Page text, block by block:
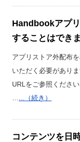
Handbookアプ
することはでき
アプリストア外配布
いただく必要があり
URLをご参照くださ
...（続き）
コンテンツを日